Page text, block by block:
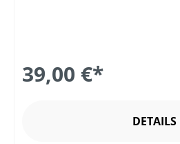
39,00 €*
DETAILS